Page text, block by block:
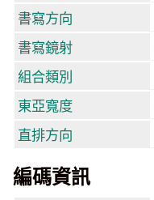
書寫方向
書寫鏡射
組合類別
東亞寬度
直排方向
編碼資訊